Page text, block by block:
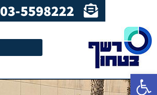
פתח סרגל נגישות
03-5598222